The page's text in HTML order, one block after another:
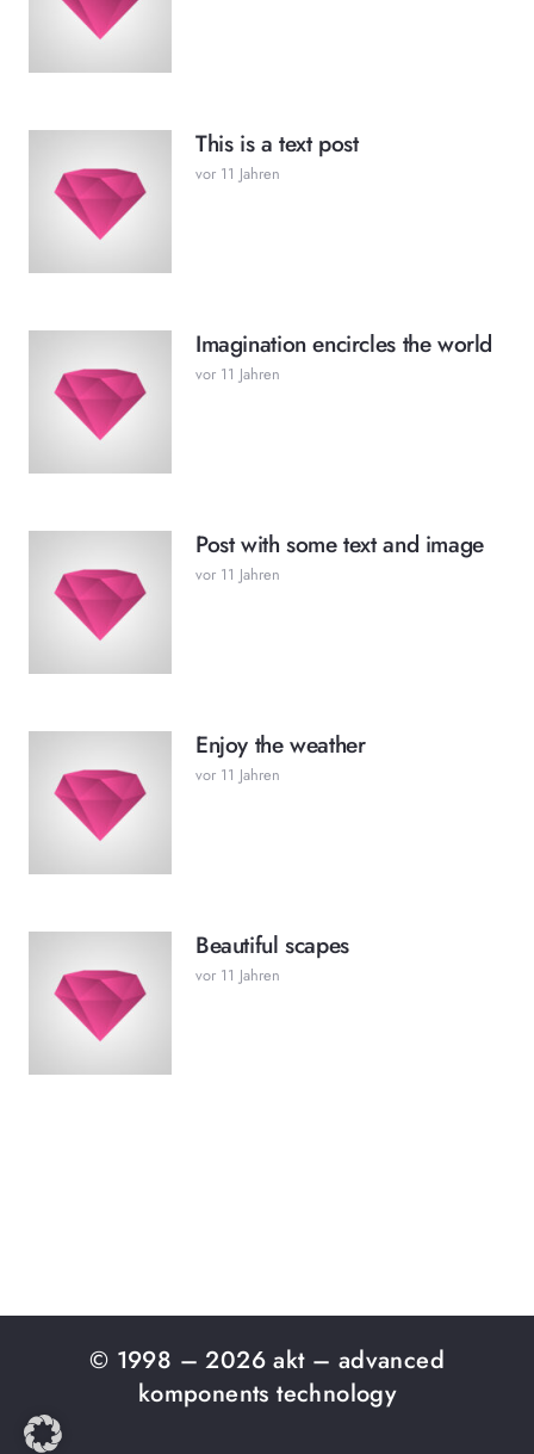
This is a text post
vor 11 Jahren
Imagination encircles the world
vor 11 Jahren
Post with some text and image
vor 11 Jahren
Enjoy the weather
vor 11 Jahren
Beautiful scapes
vor 11 Jahren
© 1998 – 2026 akt – advanced
komponents technology